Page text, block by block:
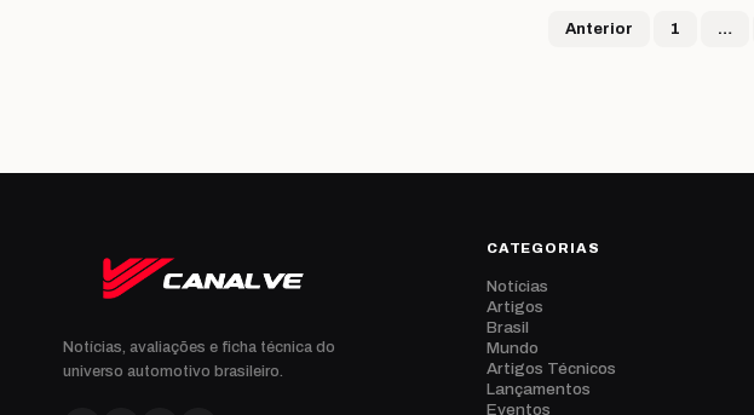
Anterior 1 …
Notícias, avaliações e ficha técnica do
universo automotivo brasileiro.
CATEGORIAS
Notícias
Artigos
Brasil
Mundo
Artigos Técnicos
Lançamentos
Eventos